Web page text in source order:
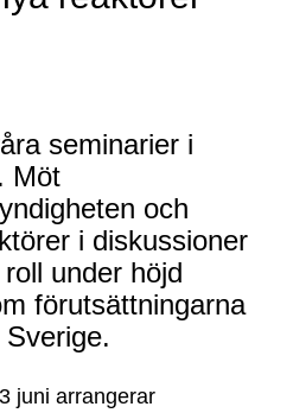
seminarier i
Möt
och
i diskussioner
under höjd
förutsättningarna
juni arrangerar